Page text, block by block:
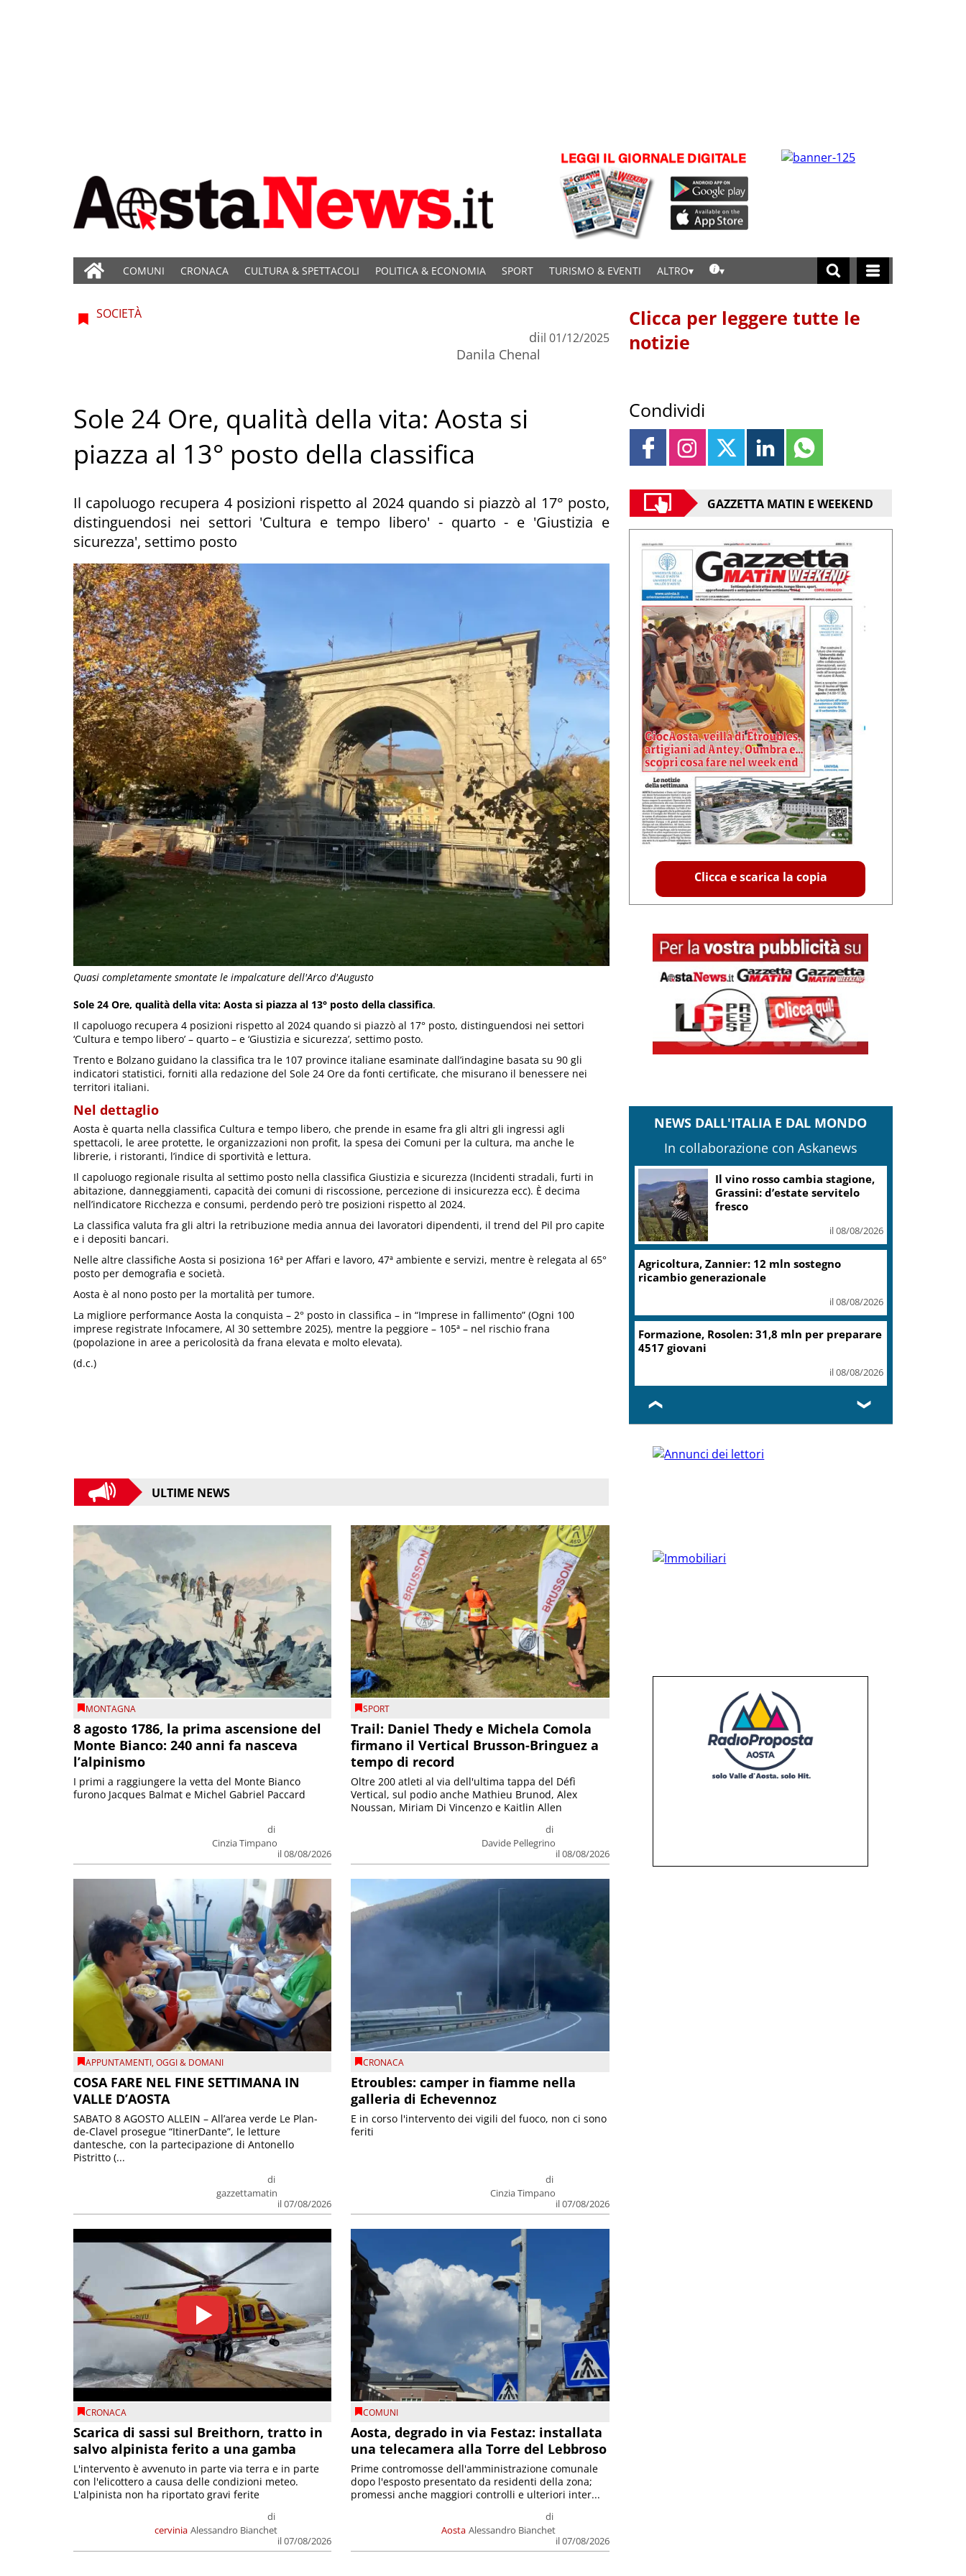
COMUNI CRONACA CULTURA & SPETTACOLI POLITICA & ECONOMIA SPORT TURISMO & EVENTI ALTRO
Quasi completamente smontate le impalcature dell'Arco d'Augusto
SOCIETÀ
di
Danila Chenal
il 01/12/2025
Sole 24 Ore, qualità della vita: Aosta si
piazza al 13° posto della classifica
Il capoluogo recupera 4 posizioni rispetto al 2024 quando si piazzò al 17° posto,
distinguendosi nei settori 'Cultura e tempo libero' - quarto - e 'Giustizia e
sicurezza', settimo posto
Sole 24 Ore, qualità della vita: Aosta si piazza al 13° posto della classifica.
Il capoluogo recupera 4 posizioni rispetto al 2024 quando si piazzò al 17° posto, distinguendosi nei settori
‘Cultura e tempo libero’ – quarto – e ‘Giustizia e sicurezza’, settimo posto.
Trento e Bolzano guidano la classifica tra le 107 province italiane esaminate dall’indagine basata su 90 gli
indicatori statistici, forniti alla redazione del Sole 24 Ore da fonti certificate, che misurano il benessere nei
territori italiani.
Nel dettaglio
Aosta è quarta nella classifica Cultura e tempo libero, che prende in esame fra gli altri gli ingressi agli
spettacoli, le aree protette, le organizzazioni non profit, la spesa dei Comuni per la cultura, ma anche le
librerie, i ristoranti, l’indice di sportività e lettura.
Il capoluogo regionale risulta al settimo posto nella classifica Giustizia e sicurezza (Incidenti stradali, furti in
abitazione, danneggiamenti, capacità dei comuni di riscossione, percezione di insicurezza ecc). È decima
nell’indicatore Ricchezza e consumi, perdendo però tre posizioni rispetto al 2024.
La classifica valuta fra gli altri la retribuzione media annua dei lavoratori dipendenti, il trend del Pil pro capite
e i depositi bancari.
Nelle altre classifiche Aosta si posiziona 16ª per Affari e lavoro, 47ª ambiente e servizi, mentre è relegata al 65°
posto per demografia e società.
Aosta è al nono posto per la mortalità per tumore.
La migliore performance Aosta la conquista – 2° posto in classifica – in “Imprese in fallimento” (Ogni 100
imprese registrate Infocamere, Al 30 settembre 2025), mentre la peggiore – 105ª – nel rischio frana
(popolazione in aree a pericolosità da frana elevata e molto elevata).
(d.c.)
ULTIME NEWS
MONTAGNA
8 agosto 1786, la prima ascensione del
Monte Bianco: 240 anni fa nasceva
l’alpinismo
di
Cinzia Timpano
il 08/08/2026
I primi a raggiungere la vetta del Monte Bianco
furono Jacques Balmat e Michel Gabriel Paccard
SPORT
Trail: Daniel Thedy e Michela Comola
firmano il Vertical Brusson-Bringuez a
tempo di record
di
Davide Pellegrino
il 08/08/2026
Oltre 200 atleti al via dell'ultima tappa del Défì
Vertical, sul podio anche Mathieu Brunod, Alex
Noussan, Miriam Di Vincenzo e Kaitlin Allen
APPUNTAMENTI,OGGI & DOMANI
COSA FARE NEL FINE SETTIMANA IN
VALLE D’AOSTA
di
gazzettamatin
il 07/08/2026
SABATO 8 AGOSTO ALLEIN – All’area verde Le Plan-
de-Clavel prosegue “ItinerDante”, le letture
dantesche, con la partecipazione di Antonello
Pistritto (...
CRONACA
Etroubles: camper in fiamme nella
galleria di Echevennoz
di
Cinzia Timpano
il 07/08/2026
E in corso l'intervento dei vigili del fuoco, non ci sono
feriti
CRONACA
Scarica di sassi sul Breithorn, tratto in
salvo alpinista ferito a una gamba
cervinia
di
Alessandro Bianchet
il 07/08/2026
L'intervento è avvenuto in parte via terra e in parte
con l'elicottero a causa delle condizioni meteo.
L'alpinista non ha riportato gravi ferite
COMUNI
Aosta, degrado in via Festaz: installata
una telecamera alla Torre del Lebbroso
Aosta
di
Alessandro Bianchet
il 07/08/2026
Prime contromosse dell'amministrazione comunale
dopo l'esposto presentato da residenti della zona;
promessi anche maggiori controlli e ulteriori inter...
Clicca per leggere tutte le
notizie
Condividi
GAZZETTA MATIN E WEEKEND
Clicca e scarica la copia
NEWS DALL'ITALIA E DAL MONDO
In collaborazione con Askanews
Il vino rosso cambia stagione,
Grassini: d’estate servitelo
fresco
il 08/08/2026
Agricoltura, Zannier: 12 mln sostegno
ricambio generazionale
il 08/08/2026
Formazione, Rosolen: 31,8 mln per preparare
4517 giovani
il 08/08/2026
❮ ❯